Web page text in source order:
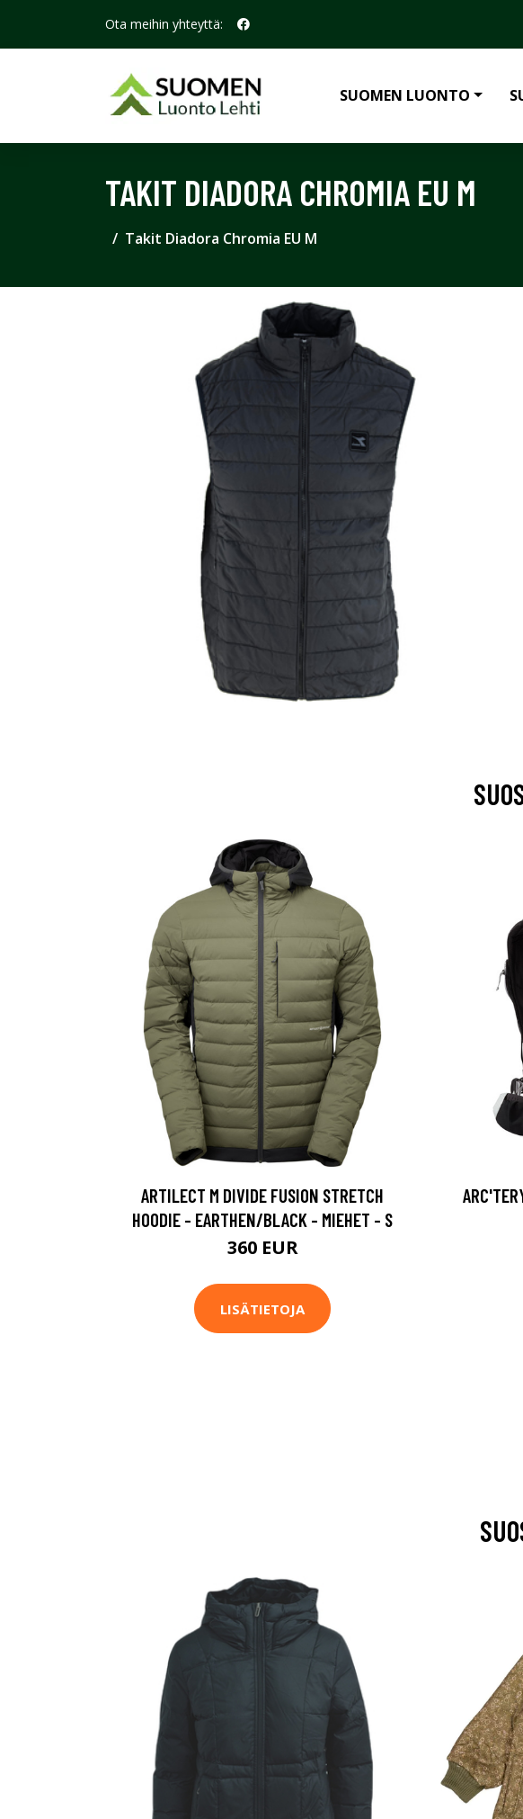
Ota meihin yhteyttä:
SUOMEN LUONTO
TAKIT DIADORA CHROMIA EU M
Takit Diadora Chromia EU M
ARTILECT M DIVIDE FUSION STRETCH
HOODIE - EARTHEN/BLACK - MIEHET - S
360 EUR
LISÄTIETOJA